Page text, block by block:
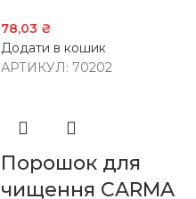
78,03 ₴
Додати в кошик
АРТИКУЛ: 70202
Порошок для
чищення СARMA